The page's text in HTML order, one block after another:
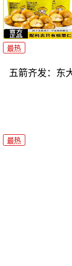
最热
五箭齐发：东
最热